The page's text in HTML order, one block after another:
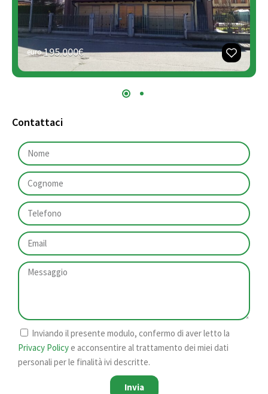
euro195.000€
Contattaci
Inviando il presente modulo, confermo di aver letto la
Privacy Policye acconsentire al trattamento dei miei dati
personali per le finalità ivi descritte.
Invia